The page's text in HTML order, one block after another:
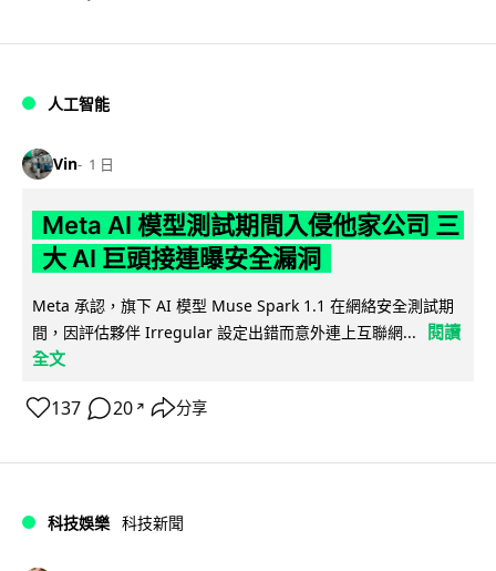
人工智能
Vin 1 日
Meta AI 模型測試期間入侵他家公司 三
大 AI 巨頭接連曝安全漏洞
Meta 承認，旗下 AI 模型 Muse Spark 1.1 在網絡安全測試期
間，因評估夥伴 Irregular 設定出錯而意外連上互聯網...
閱讀
全文
137 20 ↗ 分享
科技娛樂 科技新聞